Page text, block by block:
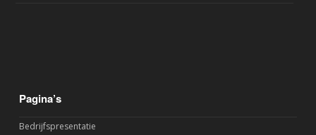
Pagina’s
Bedrijfspresentatie